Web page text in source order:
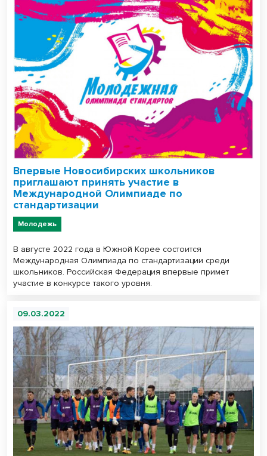
Впервые Новосибирских школьников
приглашают принять участие в
Международной Олимпиаде по
стандартизации
Молодежь
В августе 2022 года в Южной Корее состоится
Международная Олимпиада по стандартизации среди
школьников. Российская Федерация впервые примет
участие в конкурсе такого уровня.
09.03.2022